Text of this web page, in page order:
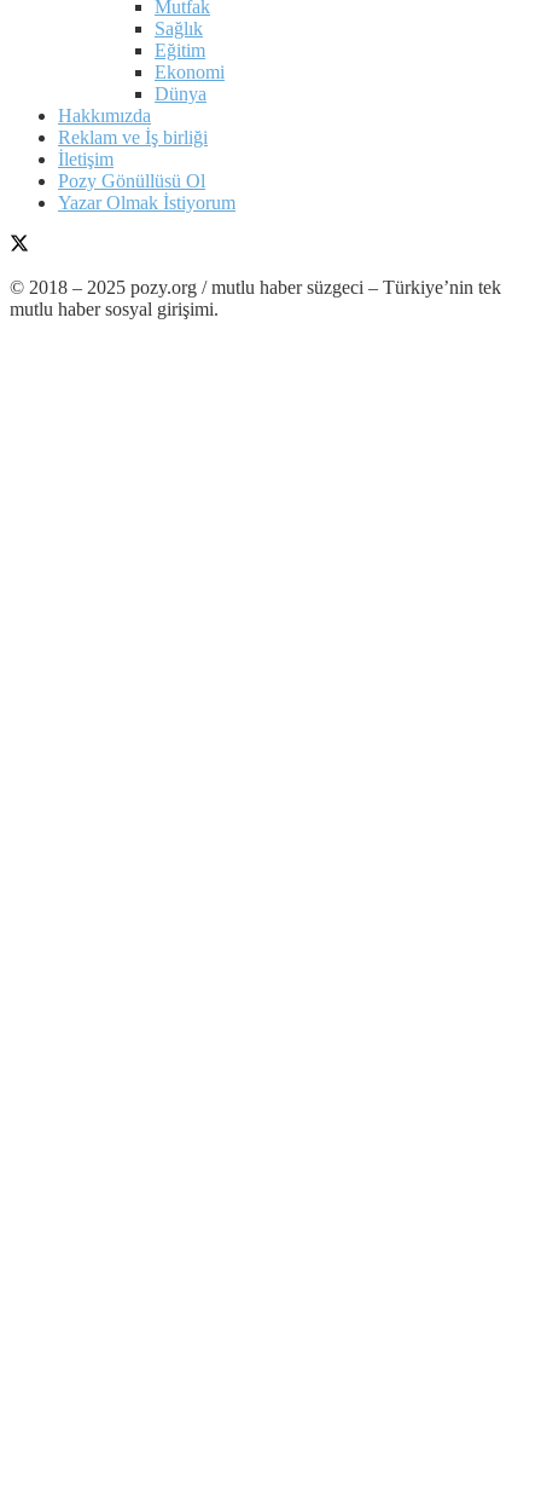
Mutfak
Sağlık
Eğitim
Ekonomi
Dünya
Hakkımızda
Reklam ve İş birliği
İletişim
Pozy Gönüllüsü Ol
Yazar Olmak İstiyorum
© 2018 – 2025 pozy.org / mutlu haber süzgeci – Türkiye’nin tek
mutlu haber sosyal girişimi.